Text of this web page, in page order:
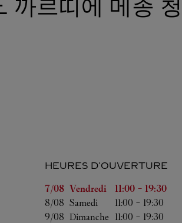
르띠에 메종 청
HEURES D'OUVERTURE
Jour de la semaine
Heures d'ouverture
7/08 Vendredi 11:00 - 19:30
8/08 Samedi 11:00 - 19:30
9/08 Dimanche 11:00 - 19:30